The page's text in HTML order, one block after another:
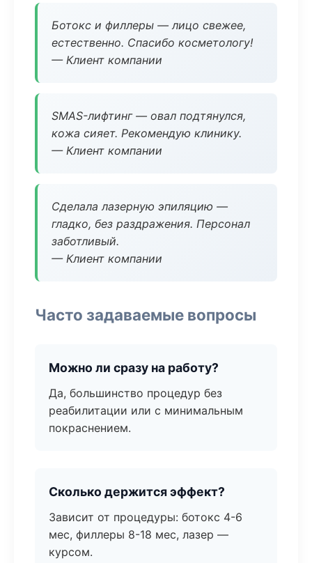
Ботокс и филлеры — лицо свежее,
естественно. Спасибо косметологу!
— Клиент компании
SMAS-лифтинг — овал подтянулся,
кожа сияет. Рекомендую клинику.
— Клиент компании
Сделала лазерную эпиляцию —
гладко, без раздражения. Персонал
заботливый.
— Клиент компании
Часто задаваемые вопросы
Можно ли сразу на работу?
Да, большинство процедур без
реабилитации или с минимальным
покраснением.
Сколько держится эффект?
Зависит от процедуры: ботокс 4-6
мес, филлеры 8-18 мес, лазер —
курсом.